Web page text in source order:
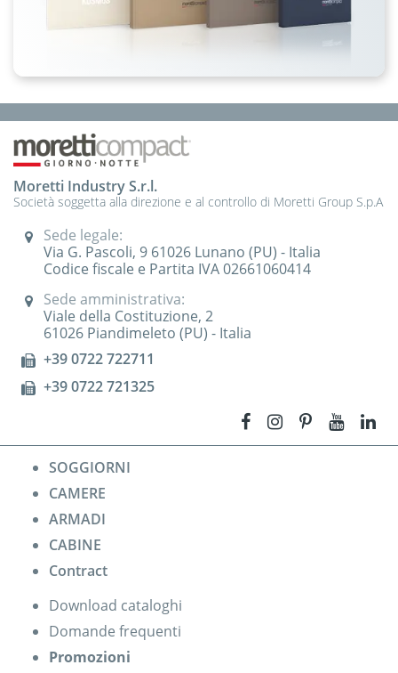
Moretti Industry S.r.l.
Società soggetta alla direzione e al controllo di Moretti Group S.p.A
Sede legale:
Via G. Pascoli, 9 61026 Lunano (PU) - Italia
Codice fiscale e Partita IVA 02661060414
Sede amministrativa:
Viale della Costituzione, 2
61026 Piandimeleto (PU) - Italia
+39 0722 722711
+39 0722 721325
SOGGIORNI
CAMERE
ARMADI
CABINE
Contract
Download cataloghi
Domande frequenti
Promozioni